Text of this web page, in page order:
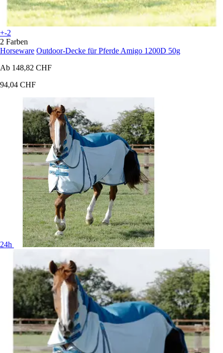
+-2
2 Farben
Horseware Outdoor-Decke für Pferde Amigo 1200D 50g
Ab 148,82 CHF
94,04 CHF
24h